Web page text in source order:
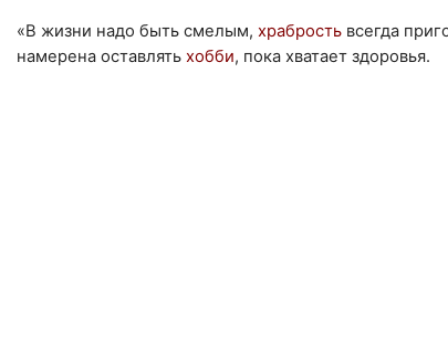
«В жизни надо быть смелым, храбрость всегда
намерена оставлять хобби, пока хватает здоровья.